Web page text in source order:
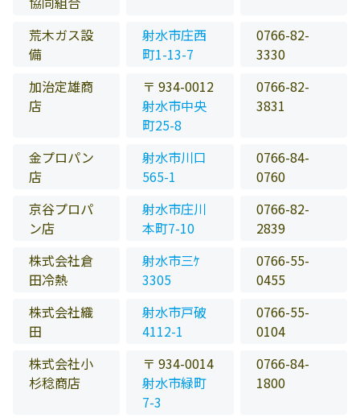
荒木ガス設
備
射水市庄西
町1-13-7
0766-82-
3330
加治定雄商
店
〒 934-0012
射水市中央
町25-8
0766-82-
3831
金プロパン
店
射水市川口
565-1
0766-84-
0760
京谷プロパ
ン店
射水市庄川
本町7-10
0766-82-
2839
株式会社倉
田冷熱
射水市三ｹ
3305
0766-55-
0455
株式会社織
田
射水市戸破
4112-1
0766-55-
0104
株式会社小
杉稔商店
〒 934-0014
射水市緑町
7-3
0766-84-
1800